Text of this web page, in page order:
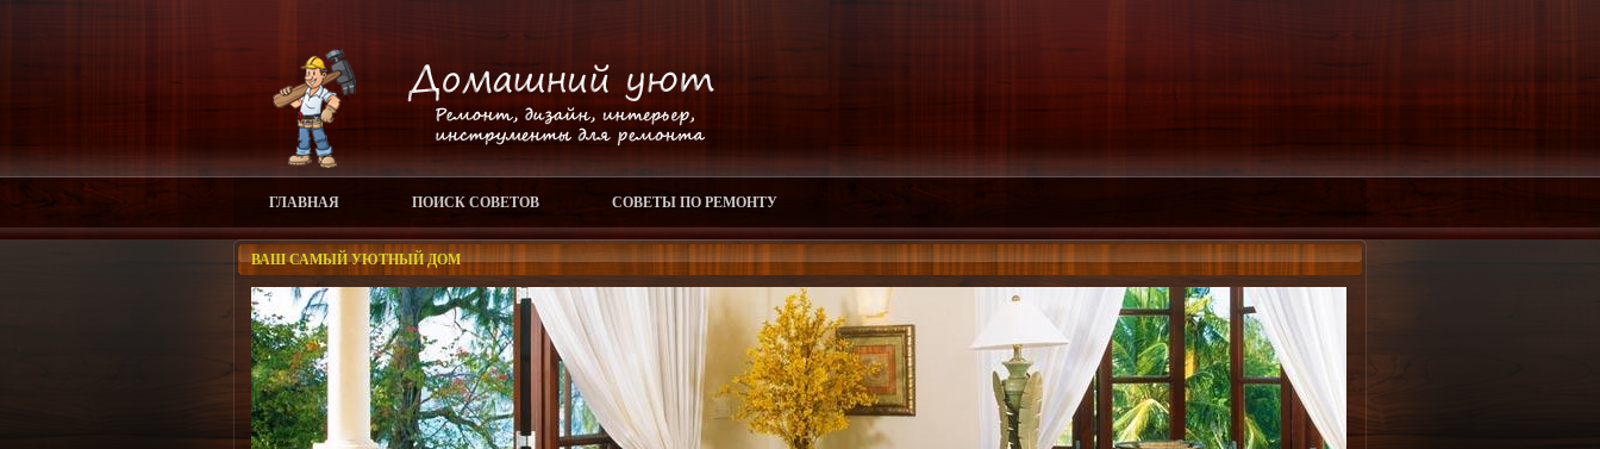
ГЛАВНАЯ ПОИСК СОВЕТОВ СОВЕТЫ ПО РЕМОНТУ
ВАШ САМЫЙ УЮТНЫЙ ДОМ